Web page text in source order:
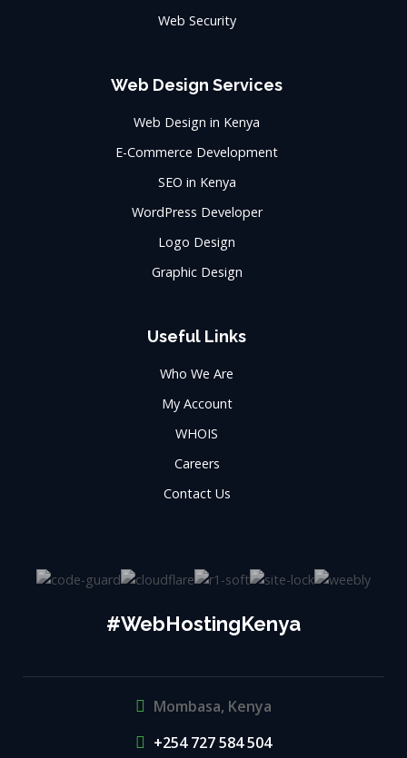
Web Security
Web Design Services
Web Design in Kenya
E-Commerce Development
SEO in Kenya
WordPress Developer
Logo Design
Graphic Design
Useful Links
Who We Are
My Account
WHOIS
Careers
Contact Us
#WebHostingKenya
Mombasa, Kenya
+254 727 584 504